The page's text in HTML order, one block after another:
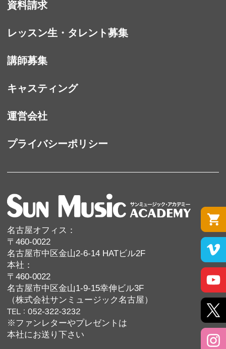
資料請求
レッスン生・タレント募集
講師募集
キャスティング
運営会社
プライバシーポリシー
名古屋オフィス：
〒460-0022
名古屋市中区金山2-6-14 HATビル2F
本社：
〒460-0022
名古屋市中区金山1-9-15幸伸ビル3F
（株式会社サンミュージック名古屋）
※ファンレターやプレゼントは
本社にお送り下さい